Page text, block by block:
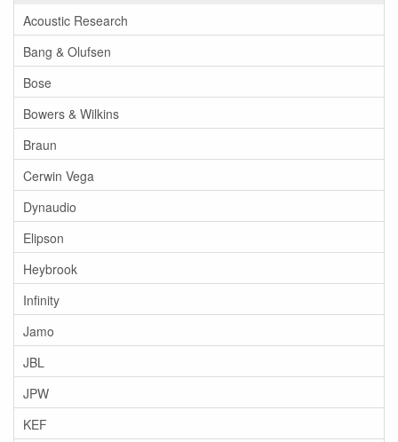
Acoustic Research
Bang & Olufsen
Bose
Bowers & Wilkins
Braun
Cerwin Vega
Dynaudio
Elipson
Heybrook
Infinity
Jamo
JBL
JPW
KEF